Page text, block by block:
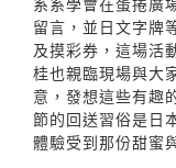
留言，並日文字牌
及摸彩券，這場活
桂也親臨現場與大
意，發想這些有趣
節的回送習俗是日
體驗受到那份甜蜜